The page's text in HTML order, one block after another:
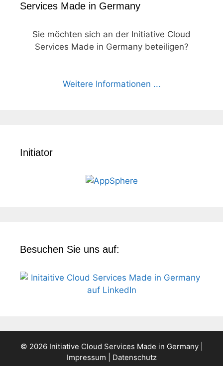
Services Made in Germany
Sie möchten sich an der Initiative Cloud
Services Made in Germany beteiligen?
Weitere Informationen ...
Initiator
Besuchen Sie uns auf:
© 2026 Initiative Cloud Services Made in Germany |
Impressum
Datenschutz